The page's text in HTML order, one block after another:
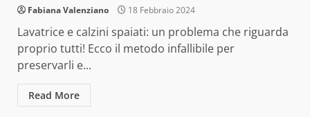
Fabiana Valenziano 18 Febbraio 2024
Lavatrice e calzini spaiati: un problema che riguarda
proprio tutti! Ecco il metodo infallibile per
preservarli e...
Read More